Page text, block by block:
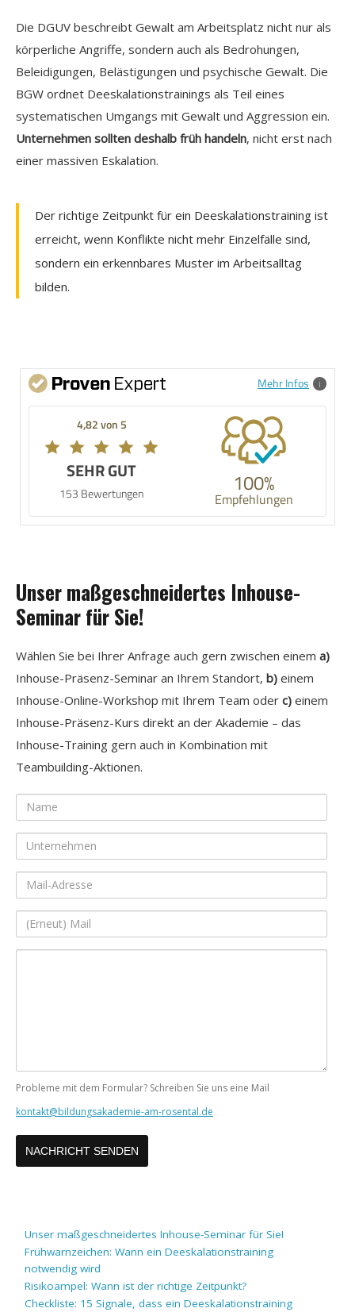
Die DGUV beschreibt Gewalt am Arbeitsplatz nicht nur als
körperliche Angriffe, sondern auch als Bedrohungen,
Beleidigungen, Belästigungen und psychische Gewalt. Die
BGW ordnet Deeskalationstrainings als Teil eines
systematischen Umgangs mit Gewalt und Aggression ein.
Unternehmen sollten deshalb früh handeln, nicht erst nach
einer massiven Eskalation.
Der richtige Zeitpunkt für ein Deeskalationstraining ist
erreicht, wenn Konflikte nicht mehr Einzelfälle sind,
sondern ein erkennbares Muster im Arbeitsalltag
bilden.
Mehr Infos
4,82 von 5
SEHR GUT
153 Bewertungen 100%
Empfehlungen
Unser maßgeschneidertes Inhouse-
Seminar für Sie!
Wählen Sie bei Ihrer Anfrage auch gern zwischen einem a)
Inhouse-Präsenz-Seminar an Ihrem Standort, b) einem
Inhouse-Online-Workshop mit Ihrem Team oder c) einem
Inhouse-Präsenz-Kurs direkt an der Akademie – das
Inhouse-Training gern auch in Kombination mit
Teambuilding-Aktionen.
Name
Unternehmen
Mail-
Adresse
(Erneut)
Mail
Probleme mit dem Formular? Schreiben Sie uns eine Mail
kontakt@bildungsakademie-am-rosental.de
Unser maßgeschneidertes Inhouse-Seminar für Sie!
Frühwarnzeichen: Wann ein Deeskalationstraining
notwendig wird
Risikoampel: Wann ist der richtige Zeitpunkt?
Checkliste: 15 Signale, dass ein Deeskalationstraining